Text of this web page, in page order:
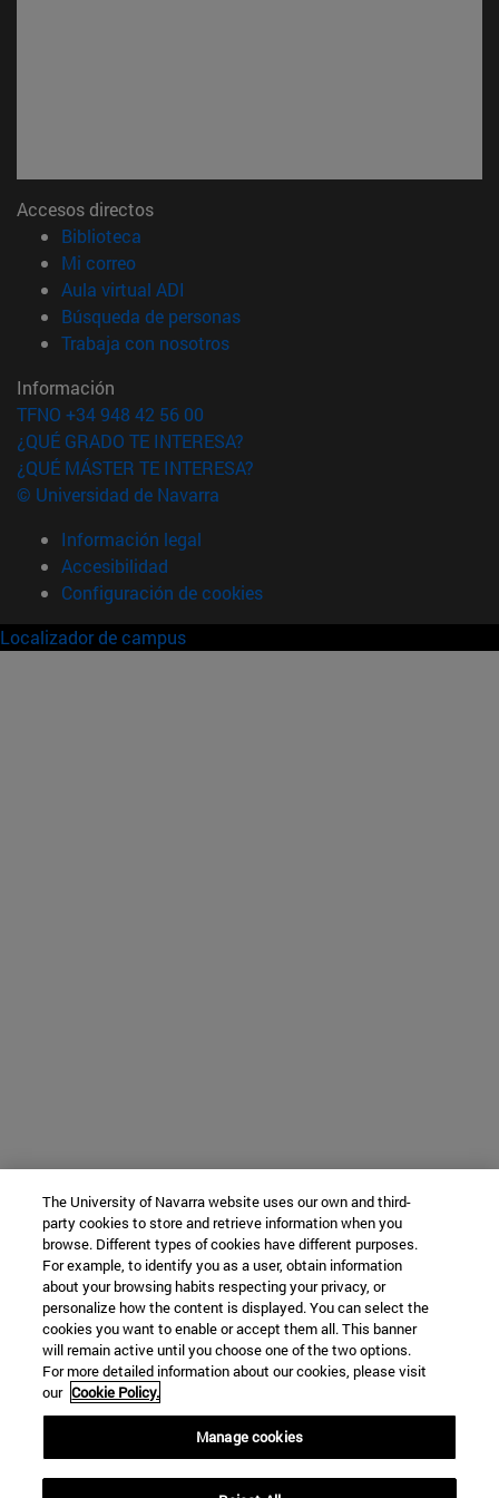
Accesos directos
Biblioteca
Mi correo(abre en nueva ventana)
Aula virtual ADI
Búsqueda de personas(abre en nueva ventana)
Trabaja con nosotros(abre en nueva ventana)
Información
TFNO +34 948 42 56 00
¿QUÉ GRADO TE INTERESA?
¿QUÉ MÁSTER TE INTERESA?
© Universidad de Navarra
Información legal
Accesibilidad
Configuración de cookies
Localizador de campus
The University of Navarra website uses our own and third-
party cookies to store and retrieve information when you
browse. Different types of cookies have different purposes.
For example, to identify you as a user, obtain information
about your browsing habits respecting your privacy, or
personalize how the content is displayed. You can select the
cookies you want to enable or accept them all. This banner
will remain active until you choose one of the two options.
For more detailed information about our cookies, please visit
our Cookie Policy.
Manage cookies